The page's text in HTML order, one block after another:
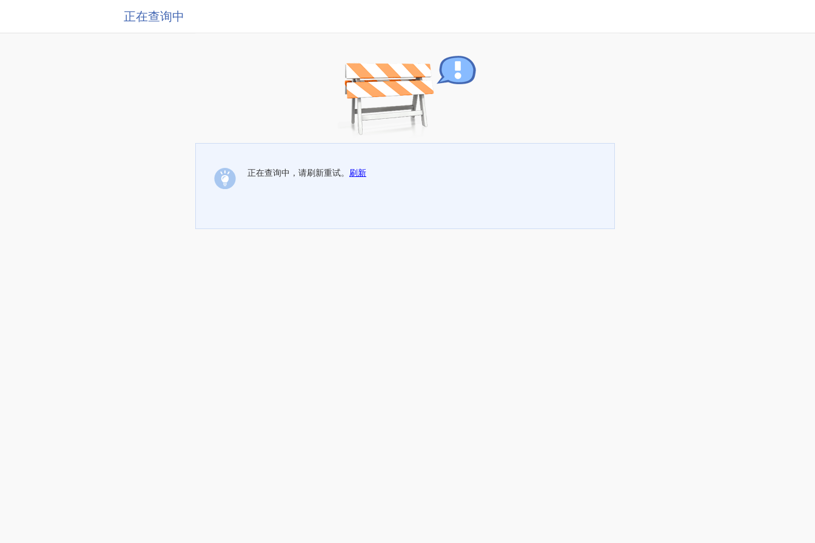
正在查询中
正在查询中，请刷新重试。 刷新